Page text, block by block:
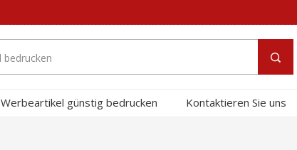
Werbeartikel günstig bedrucken Kontaktieren Sie uns